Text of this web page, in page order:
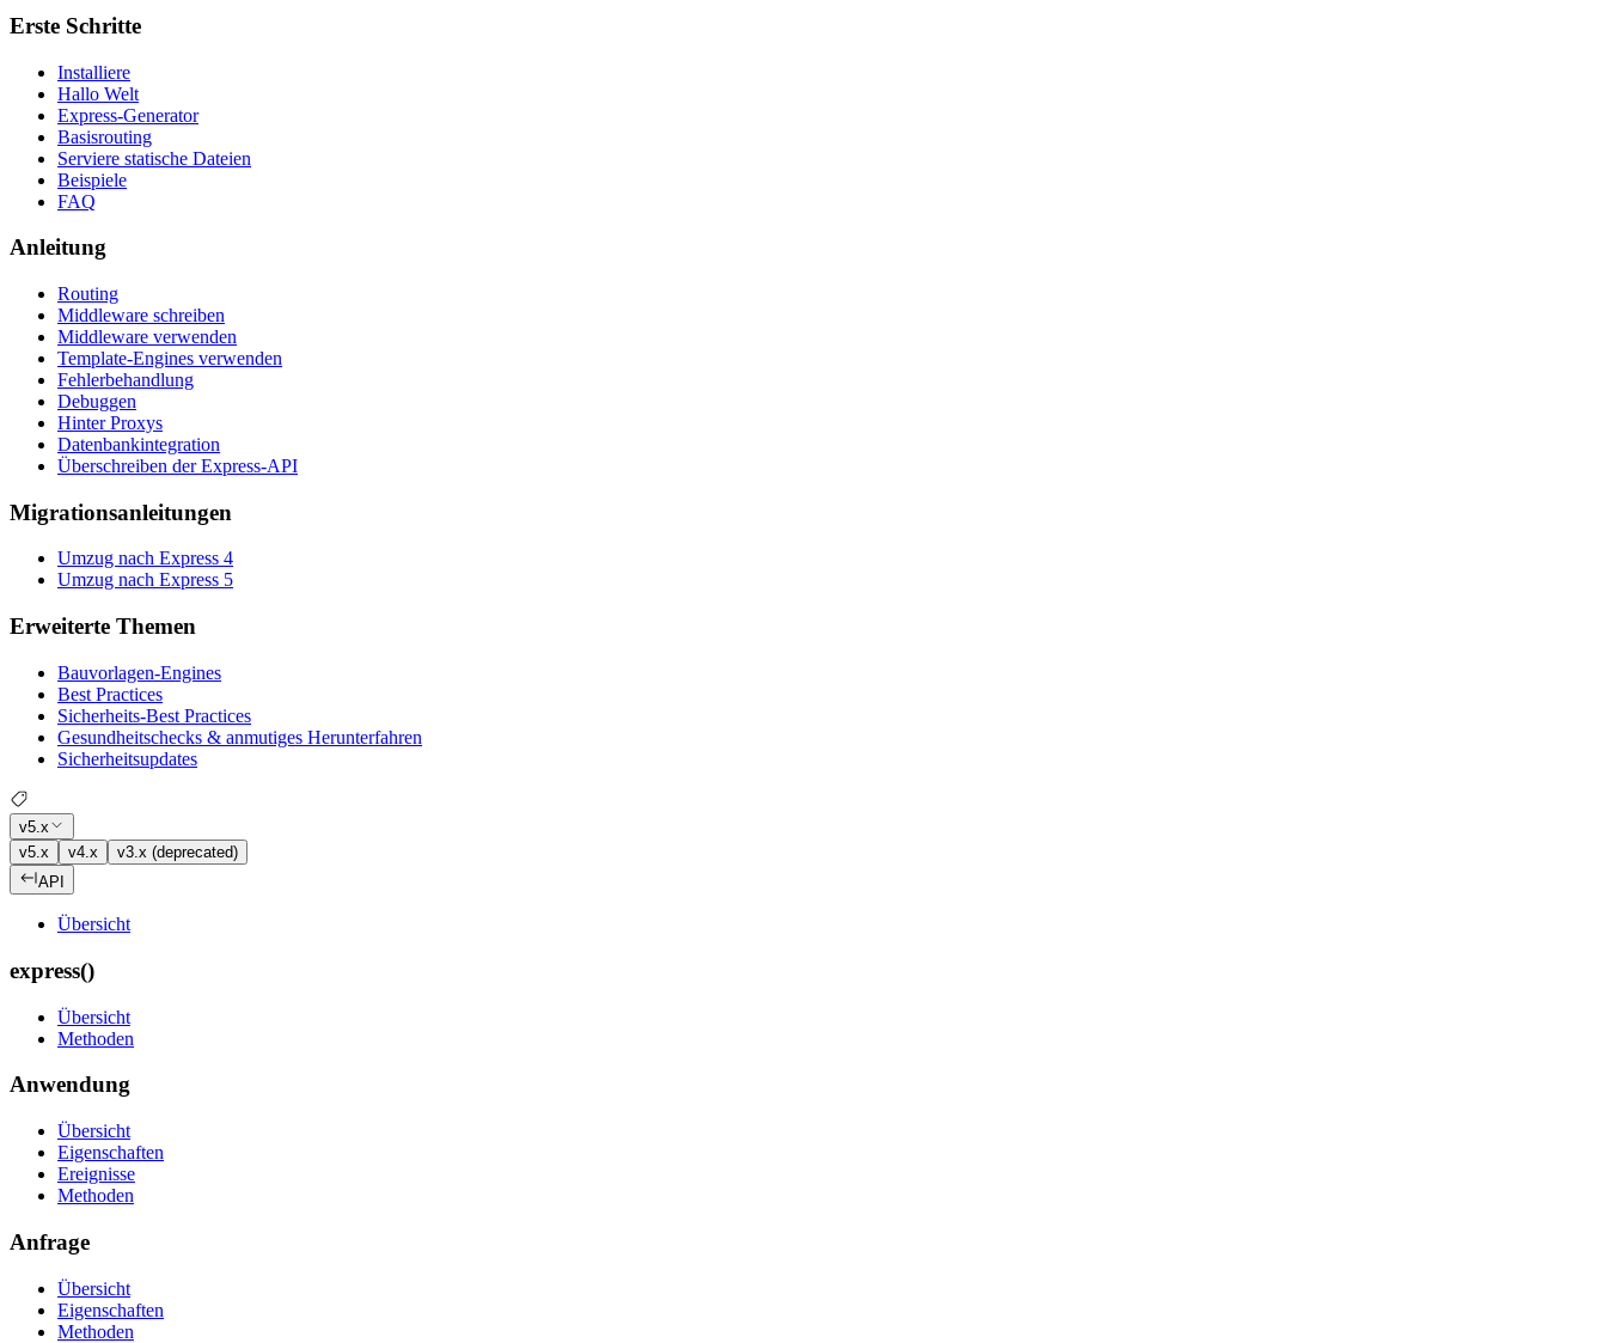
Erste Schritte
Installiere
Hallo Welt
Express-Generator
Basisrouting
Serviere statische Dateien
Beispiele
FAQ
Anleitung
Routing
Middleware schreiben
Middleware verwenden
Template-Engines verwenden
Fehlerbehandlung
Debuggen
Hinter Proxys
Datenbankintegration
Überschreiben der Express-API
Migrationsanleitungen
Umzug nach Express 4
Umzug nach Express 5
Erweiterte Themen
Bauvorlagen-Engines
Best Practices
Sicherheits-Best Practices
Gesundheitschecks & anmutiges Herunterfahren
Sicherheitsupdates
v5.x
v5.x
v4.x
v3.x (deprecated)
API
Übersicht
express()
Übersicht
Methoden
Anwendung
Übersicht
Eigenschaften
Ereignisse
Methoden
Anfrage
Übersicht
Eigenschaften
Methoden